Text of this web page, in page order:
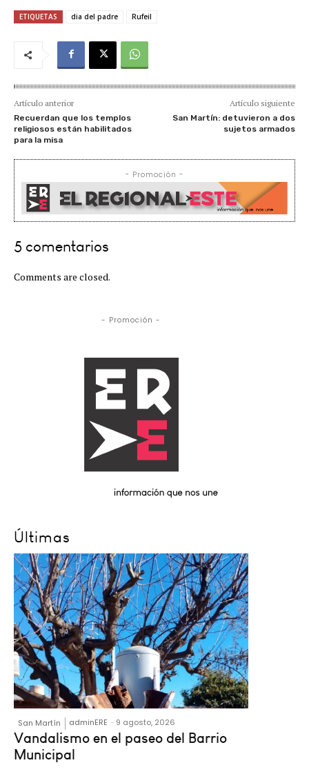
ETIQUETAS dia del padre Rufeil
Artículo anterior
Recuerdan que los templos
religiosos están habilitados
para la misa
Artículo siguiente
San Martín: detuvieron a dos
sujetos armados
- Promoción -
5 comentarios
Comments are closed.
- Promoción -
Últimas
San Martín adminERE - 9 agosto, 2026
Vandalismo en el paseo del Barrio
Municipal